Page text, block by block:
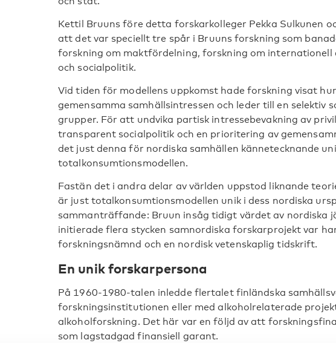
Kettil Bruuns före detta forskarkolleger Pekka Sulkunen
att det var speciellt tre spår i Bruuns forskning som
forskning om maktfördelning, forskning om
och socialpolitik.
Vid tiden för modellens uppkomst hade forskning visat
gemensamma samhällsintressen och leder till en selektiv
grupper. För att undvika partisk intressebevakning av
transparent socialpolitik och en prioritering av
det just denna för nordiska samhällen kännetecknande
totalkonsumtionsmodellen.
Fastän det i andra delar av världen uppstod liknande
är just totalkonsumtionsmodellen unik i dess nordiska
sammanträffande: Bruun insåg tidigt värdet av nordiska
initierade flera stycken samnordiska forskarprojekt var
forskningsnämnd och en nordisk vetenskaplig tidskrift.
En unik forskarpersona
På 1960-1980-talen inledde flertalet finländska
forskningsinstitutionen eller med alkoholrelaterade
alkoholforskning. Det här var en följd av att
som lagstadgad finansiell garant.